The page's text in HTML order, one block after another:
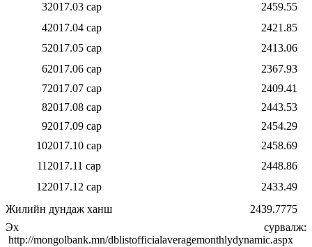
32017.03 сар
2459.55
42017.04 сар
2421.85
52017.05 сар
2413.06
62017.06 сар
2367.93
72017.07 сар
2409.41
82017.08 сар
2443.53
92017.09 сар
2454.29
102017.10 сар
2458.69
112017.11 сар
2448.86
122017.12 сар
2433.49
Жилийн дундаж ханш
2439.7775
Эх сурвалж:
http://mongolbank.mn/dblistofficialaveragemonthlydynamic.aspx